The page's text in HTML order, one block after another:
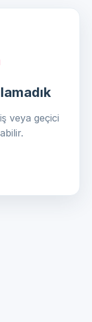
veya geçici